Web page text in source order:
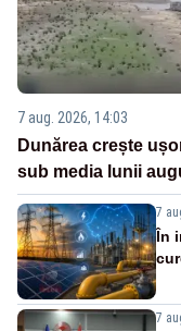
7 aug. 2026, 14:03
Dunărea crește
sub media lunii
7
În
7